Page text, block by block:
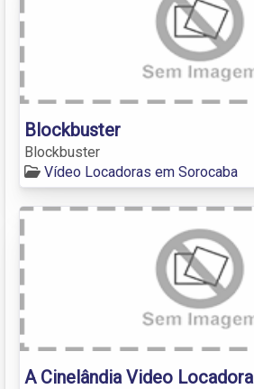
Blockbuster
Blockbuster
Vídeo Locadoras em Sorocaba
A Cinelândia Video Locadora